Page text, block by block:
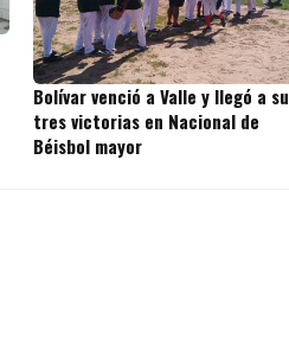
Bolívar venció a Valle y llegó a su
tres victorias en Nacional de
Béisbol mayor